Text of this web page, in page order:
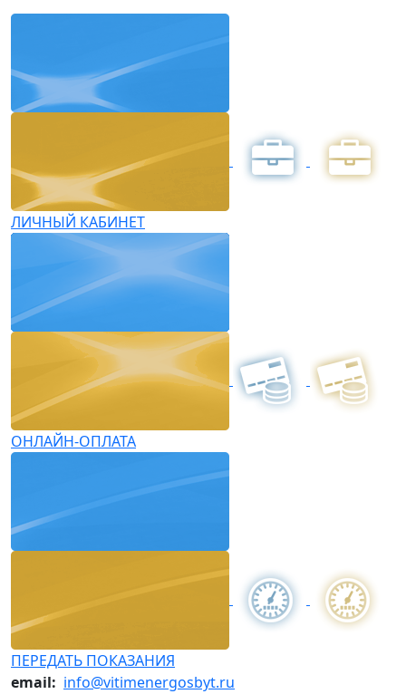
ЛИЧНЫЙ КАБИНЕТ
ОНЛАЙН-ОПЛАТА
ПЕРЕДАТЬ ПОКАЗАНИЯ
email: info@vitimenergosbyt.ru